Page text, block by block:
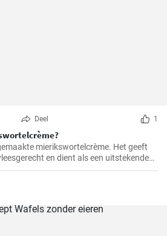
Deel 1
mierikswortelcrème. Het geeft
en dient als een uitstekende